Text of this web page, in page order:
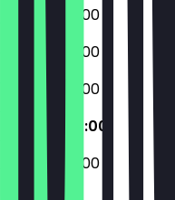
07:00 - 20:00
07:00 - 20:00
07:00 - 20:00
08:00 - 20:00
08:00 - 20:00